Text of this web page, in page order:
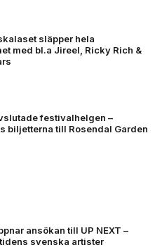
släpper hela
med bl.a Jireel, Ricky Rich &
festivalhelgen –
biljetterna till Rosendal Garden
ansökan till UP NEXT –
svenska artister